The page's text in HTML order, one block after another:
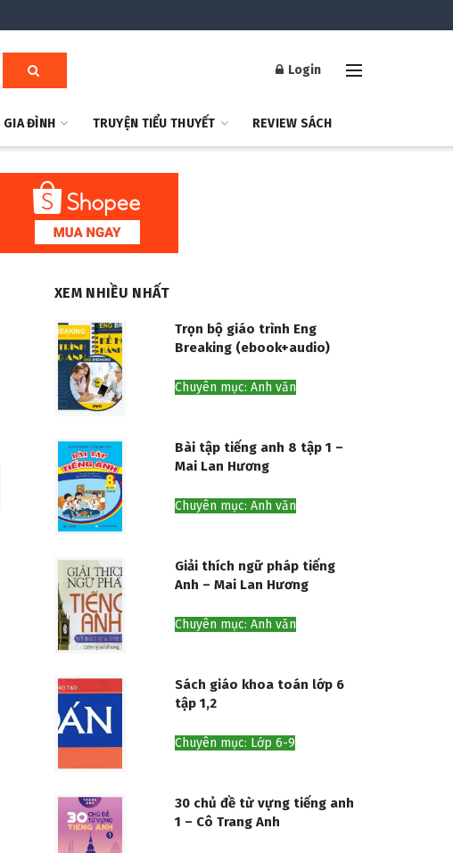
Login
GIA ĐÌNH TRUYỆN TIỂU THUYẾT REVIEW SÁCH
XEM NHIỀU NHẤT
Trọn bộ giáo trình Eng
Breaking (ebook+audio)
Chuyên mục: Anh văn
Bài tập tiếng anh 8 tập 1 –
Mai Lan Hương
Chuyên mục: Anh văn
Giải thích ngữ pháp tiếng
Anh – Mai Lan Hương
Chuyên mục: Anh văn
Sách giáo khoa toán lớp 6
tập 1,2
Chuyên mục: Lớp 6-9
30 chủ đề từ vựng tiếng anh
1 – Cô Trang Anh